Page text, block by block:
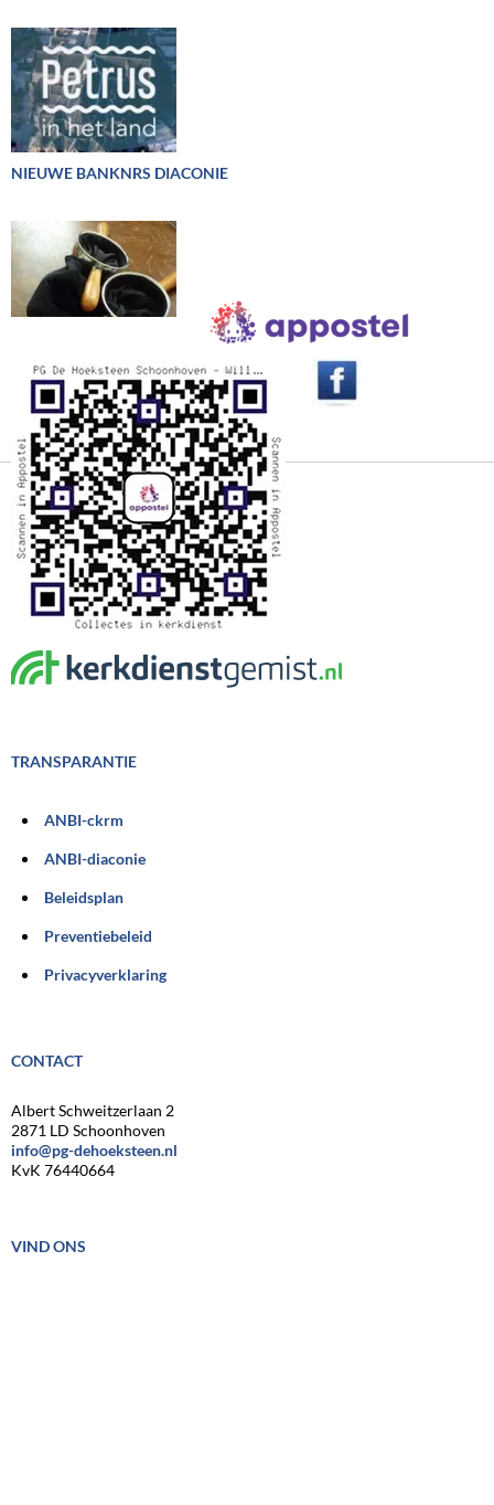
NIEUWE BANKNRS DIACONIE
TRANSPARANTIE
ANBI-ckrm
ANBI-diaconie
Beleidsplan
Preventiebeleid
Privacyverklaring
CONTACT
Albert Schweitzerlaan 2
2871 LD Schoonhoven
info@pg-dehoeksteen.nl
KvK 76440664
VIND ONS